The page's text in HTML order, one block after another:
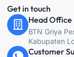
Get in touch
Head Office
BTN Griya
Kabupaten
Customer